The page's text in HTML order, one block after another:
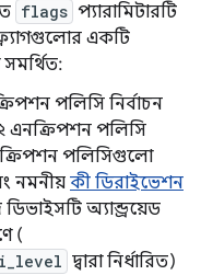
flags প্যারামিটারটি
একটি
পলিসি নির্বাচন
২ এনক্রিপশন পলিসি
পলিসিগুলো
নমনীয়কী ডিরাইভেশন
অ্যান্ড্রয়েড
(
দ্বারা নির্ধারিত)